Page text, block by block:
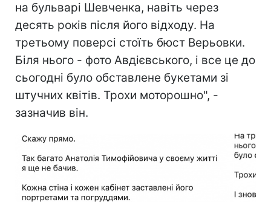
на бульварі Шевченка, навіть через
десять років після його відходу. На
третьому поверсі стоїть бюст Верьовки.
Біля нього - фото Авдієвського, і все це до
сьогодні було обставлене букетами зі
штучних квітів. Трохи моторошно", -
зазначив він.